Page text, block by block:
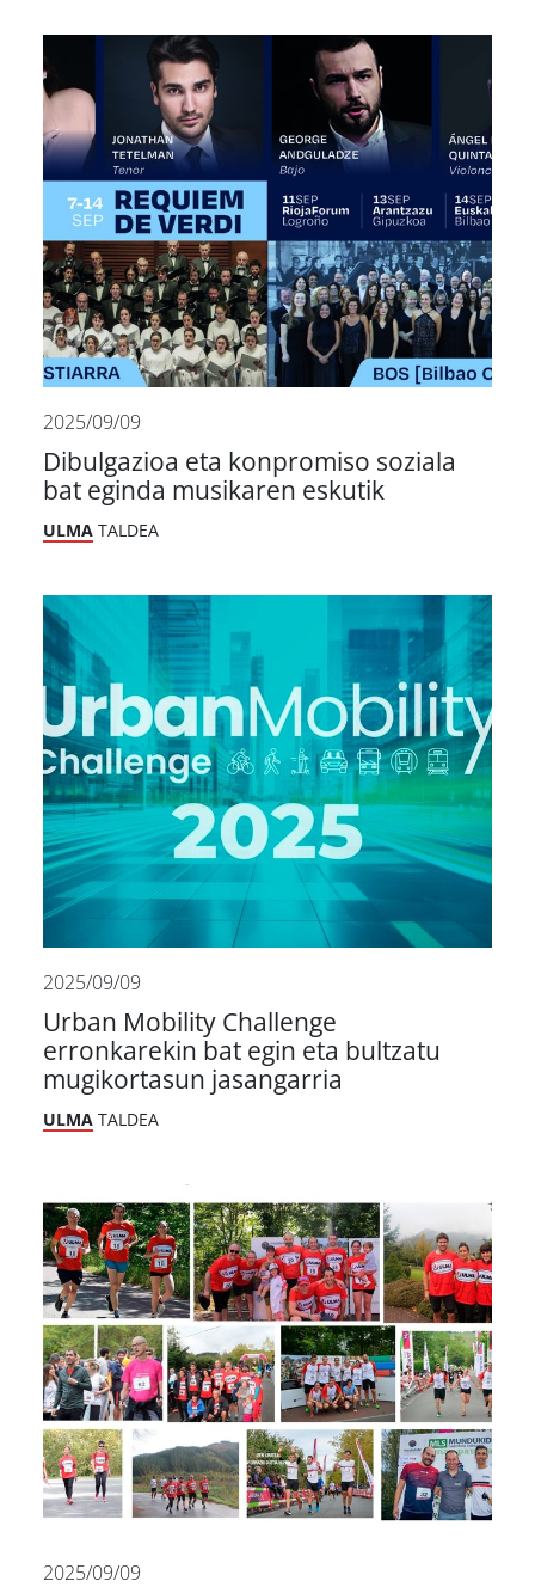
2025/09/09
Dibulgazioa eta konpromiso soziala
bat eginda musikaren eskutik
ULMA TALDEA
2025/09/09
Urban Mobility Challenge
erronkarekin bat egin eta bultzatu
mugikortasun jasangarria
ULMA TALDEA
2025/09/09